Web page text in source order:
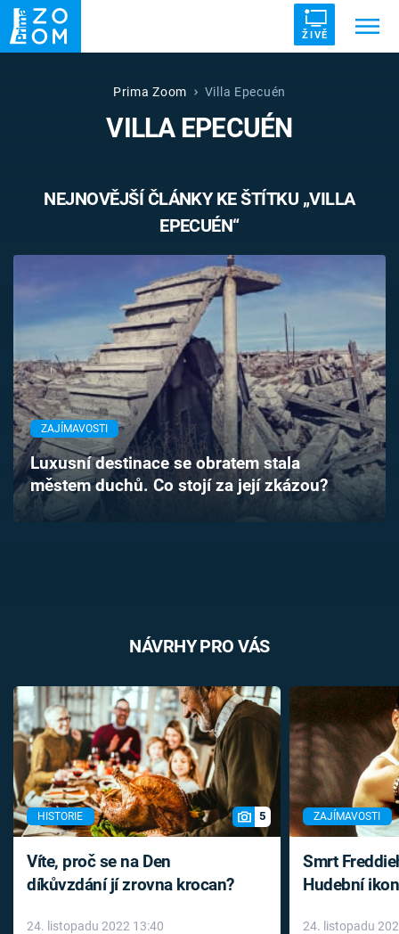
ŽIVĚ
ZRÁDCI UFO DRUHÁ SVĚTOVÁ VÁLKA
VETŘELCI DÁVNOVĚKU
Témata
Pořady
TV Program
Časopis
Sledujte prima+
Přihlášení
Prima Zoom Villa Epecuén
VILLA EPECUÉN
NEJNOVĚJŠÍ ČLÁNKY KE ŠTÍTKU „VILLA
EPECUÉN“
ZAJÍMAVOSTI
Luxusní destinace se obratem stala
městem duchů. Co stojí za její zkázou?
NÁVRHY PRO VÁS
HISTORIE 5
Víte, proč se na Den
díkůvzdání jí zrovna krocan?
24. listopadu 2022 13:40
ZAJÍMAVOSTI
Smrt
Hudební
24. listopadu